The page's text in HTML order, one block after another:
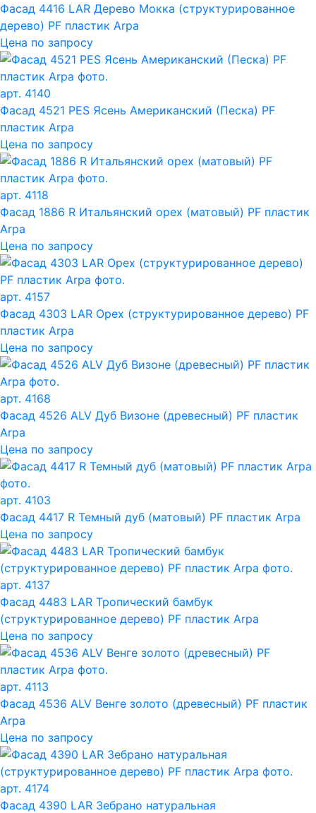
Фасад 4416 LAR Дерево Мокка (структурированное
дерево) PF пластик Arpa
Цена по запросу
арт. 4140
Фасад 4521 PES Ясень Американский (Песка) PF
пластик Arpa
Цена по запросу
арт. 4118
Фасад 1886 R Итальянский орех (матовый) PF пластик
Arpa
Цена по запросу
арт. 4157
Фасад 4303 LAR Орех (структурированное дерево) PF
пластик Arpa
Цена по запросу
арт. 4168
Фасад 4526 ALV Дуб Визоне (древесный) PF пластик
Arpa
Цена по запросу
арт. 4103
Фасад 4417 R Темный дуб (матовый) PF пластик Arpa
Цена по запросу
арт. 4137
Фасад 4483 LAR Тропический бамбук
(структурированное дерево) PF пластик Arpa
Цена по запросу
арт. 4113
Фасад 4536 ALV Венге золото (древесный) PF пластик
Arpa
Цена по запросу
арт. 4174
Фасад 4390 LAR Зебрано натуральная